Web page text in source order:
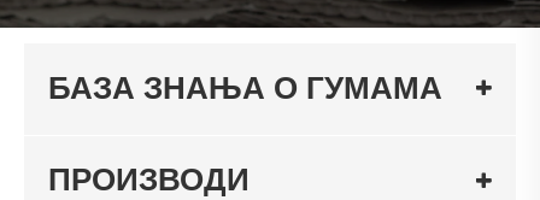
БАЗА ЗНАЊА О ГУМАМА
ПРОИЗВОДИ